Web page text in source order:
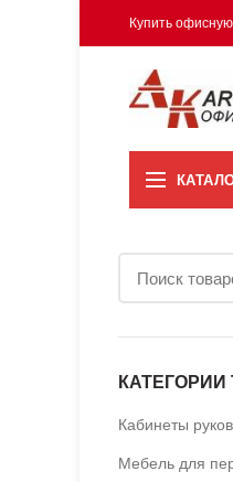
Купить
Кабинеты
Мебель для